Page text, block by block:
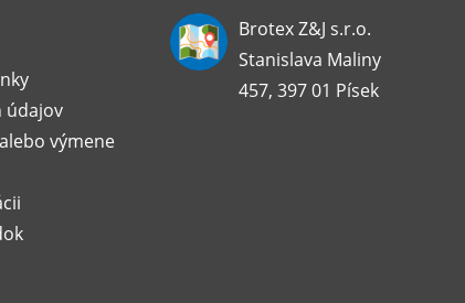
údajov
výmene
Brotex Z&J s.r.o.
Stanislava Maliny
457, 397 01 Písek